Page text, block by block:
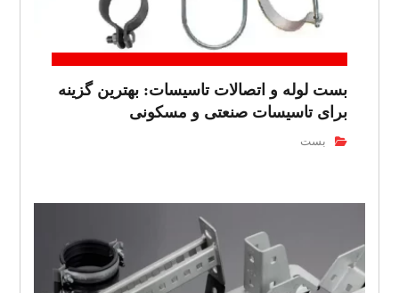
بست لوله و اتصالات تاسیسات: بهترین گزینه
برای تاسیسات صنعتی و مسکونی
بست